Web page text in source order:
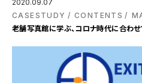
2020.09.07
CASESTUDY
CONTENTS
老舗写真館に学ぶ、コロナ時代に合わ